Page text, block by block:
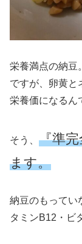
栄養満点の納豆
ですが、卵黄と
栄養価になるん
そう、 『準
ます。
納豆のもってい
タミンB12・ビ